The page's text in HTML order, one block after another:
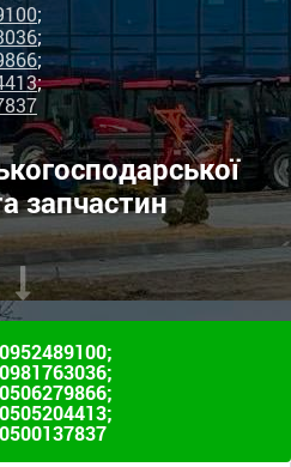
;
;
;
;
запчастин
;
;
;
;